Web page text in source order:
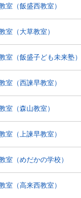
室（飯盛西教室）
室（大草教室）
室（飯盛子ども未来塾）
室（西諫早教室）
室（森山教室）
室（上諫早教室）
室（めだかの学校）
室（高来西教室）